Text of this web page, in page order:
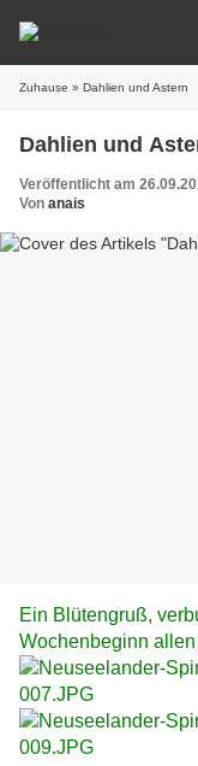
Zuhause » Dahlien und Astern
Dahlien und
Veröffentlicht am
Von anais
Ein Blütengruß,
Wochenbeginn